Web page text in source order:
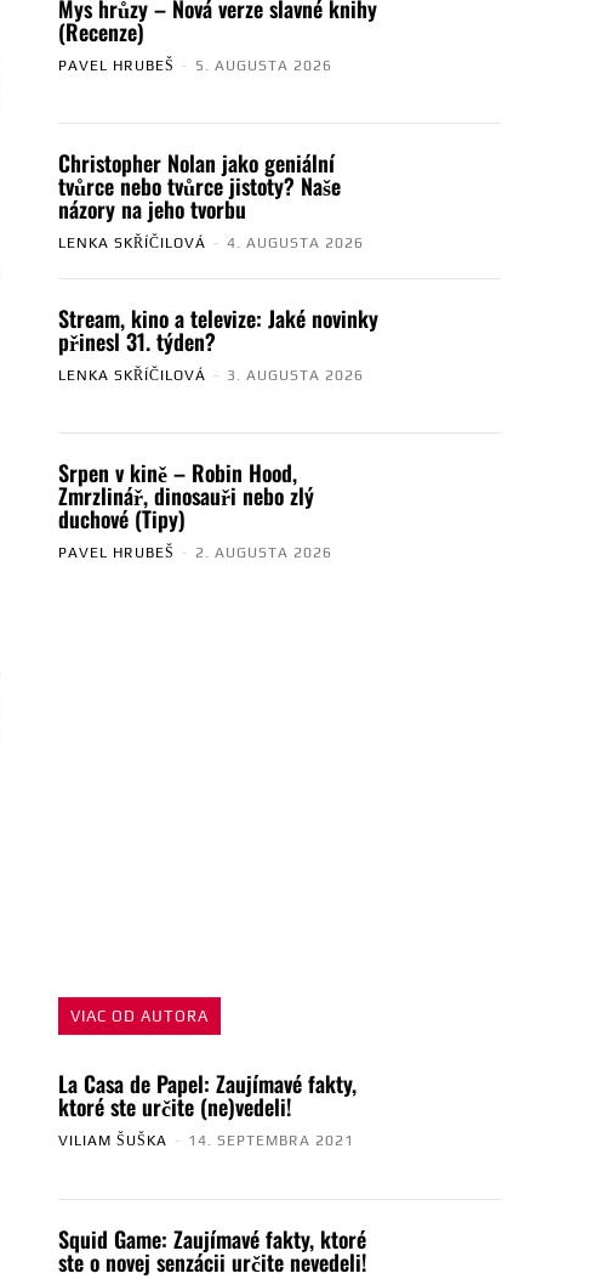
Mys hrůzy – Nová verze slavné knihy
(Recenze)
PAVEL HRUBEŠ - 5. AUGUSTA 2026
Christopher Nolan jako geniální
tvůrce nebo tvůrce jistoty? Naše
názory na jeho tvorbu
LENKA SKŘÍČILOVÁ - 4. AUGUSTA 2026
Stream, kino a televize: Jaké novinky
přinesl 31. týden?
LENKA SKŘÍČILOVÁ - 3. AUGUSTA 2026
Srpen v kině – Robin Hood,
Zmrzlinář, dinosauři nebo zlý
duchové (Tipy)
PAVEL HRUBEŠ - 2. AUGUSTA 2026
VIAC OD AUTORA
La Casa de Papel: Zaujímavé fakty,
ktoré ste určite (ne)vedeli!
VILIAM ŠUŠKA - 14. SEPTEMBRA 2021
Squid Game: Zaujímavé fakty, ktoré
ste o novej senzácii určite nevedeli!